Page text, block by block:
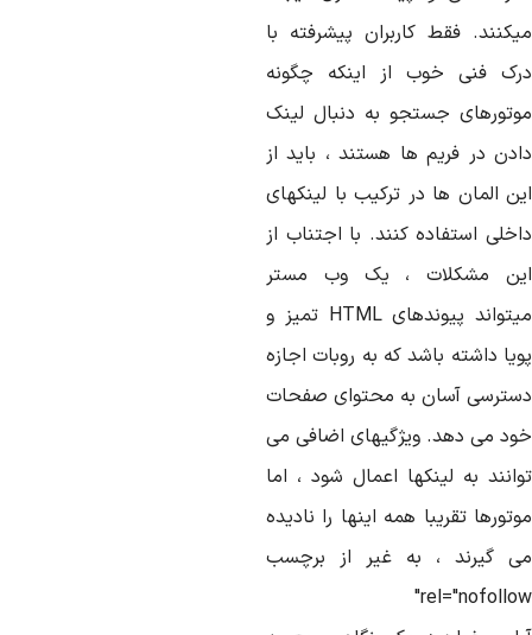
فقط کاربران پیشرفته با
فنی خوب از اینکه چگونه
جستجو به دنبال لینک
در فریم ها هستند ، باید از
المان ها در ترکیب با لینکهای
استفاده کنند. با اجتناب از
مشکلات ، یک وب مستر
میتواند پیوندهای HTML تمیز و
داشته باشد که به روبات اجازه
آسان به محتوای صفحات
می دهد. ویژگیهای اضافی می
به لینکها اعمال شود ، اما
تقریبا همه اینها را نادیده
گیرند ، به غیر از برچسب